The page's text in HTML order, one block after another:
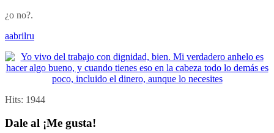
¿o no?.
aabrilru
Hits: 1944
Dale al ¡Me gusta!